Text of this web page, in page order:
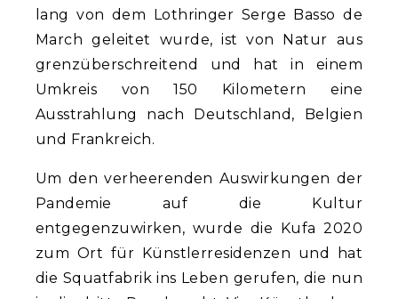
lang von dem Lothringer Serge Basso de
March geleitet wurde, ist von Natur aus
grenzüberschreitend und hat in einem
Umkreis von 150 Kilometern eine
Ausstrahlung nach Deutschland, Belgien
und Frankreich.
Um den verheerenden Auswirkungen der
Pandemie auf die Kultur
entgegenzuwirken, wurde die Kufa 2020
zum Ort für Künstlerresidenzen und hat
die Squatfabrik ins Leben gerufen, die nun